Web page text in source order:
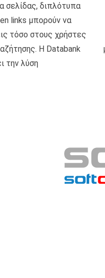
σελίδας, διπλότυπα
links μπορούν να
τόσο στους χρήστες
Η Databank
την λύση